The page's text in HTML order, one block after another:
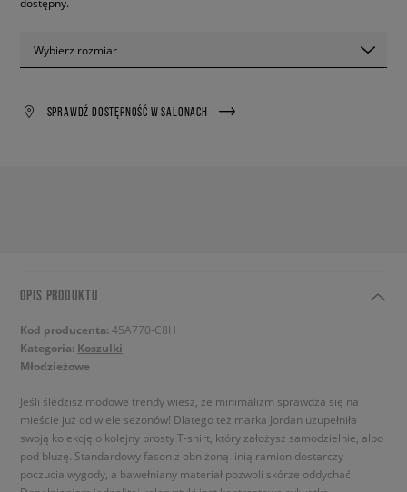
Wybierz rozmiar
SPRAWDŹ DOSTĘPNOŚĆ W SALONACH
OPIS PRODUKTU
Kod producenta:45A770-C8H
Kategoria: Koszulki
Młodzieżowe
Jeśli śledzisz modowe trendy wiesz, że minimalizm sprawdza się na
mieście już od wiele sezonów! Dlatego też marka Jordan uzupełniła
swoją kolekcję o kolejny prosty T-shirt, który założysz samodzielnie, albo
pod bluzę. Standardowy fason z obniżoną linią ramion dostarczy
poczucia wygody, a bawełniany materiał pozwoli skórze oddychać.